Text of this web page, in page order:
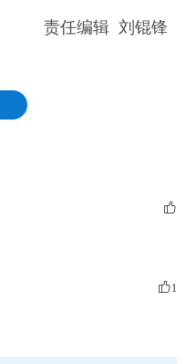
责任编辑 刘锟锋
1